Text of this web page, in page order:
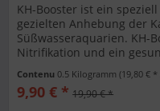
KH-Booster ist ein
gezielten Anhebung der
Süßwasseraquarien. KH-
Nitrifikation und ein
Contenu 0.5 Kilogramm(19,80 €
9,90 € * 19,90 € *